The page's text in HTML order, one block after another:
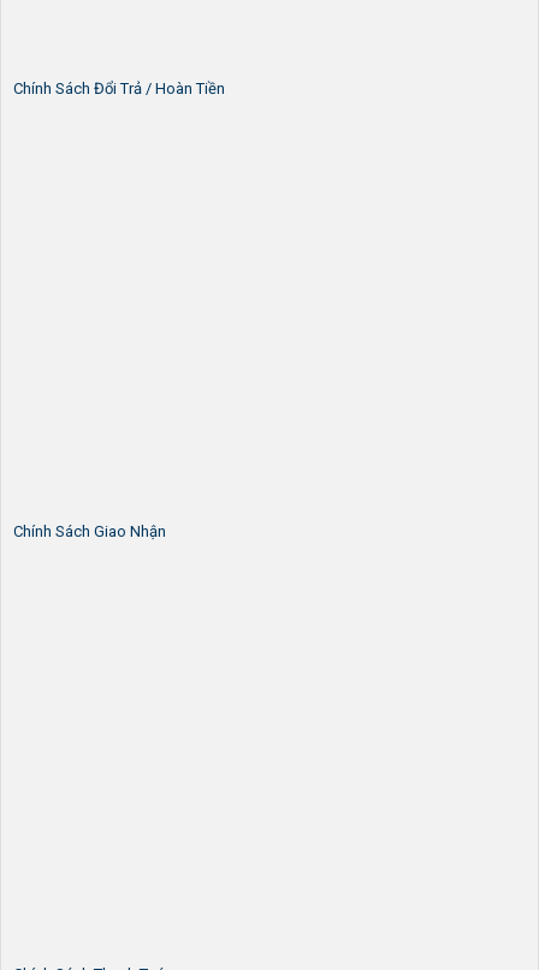
Chính Sách Đổi Trả / Hoàn Tiền
Chính Sách Giao Nhận